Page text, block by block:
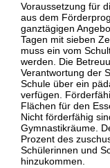
Voraussetzung für
aus dem
ganztägigen
Tagen mit sieben
muss ein vom
werden. Die
Verantwortung der
Schule über ein
verfügen.
Flächen für den
Nicht förderfähig
Gymnastikräume.
Prozent des
Schülerinnen und
hinzukommen.